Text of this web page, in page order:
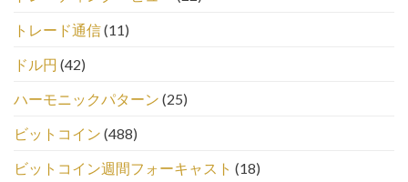
トレード通信(11)
ドル円 (42)
ハーモニックパターン (25)
ビットコイン (488)
ビットコイン週間フォーキャスト (18)